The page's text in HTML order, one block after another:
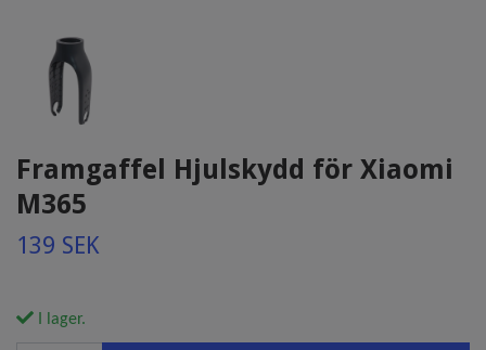
Framgaffel Hjulskydd för Xiaomi
M365
139 SEK
I lager.